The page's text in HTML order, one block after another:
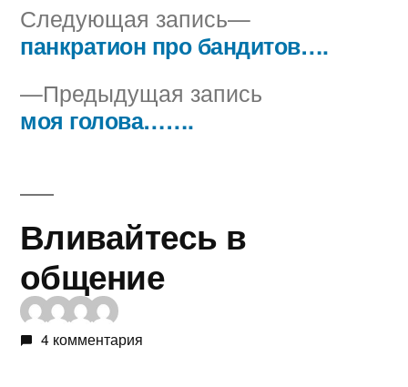
Навигация
по
записям
Предыдущая запись
моя голова…….
Следующая запись
Следующая
запись:
панкратион про бандитов….
Вливайтесь в
общение
4 комментария